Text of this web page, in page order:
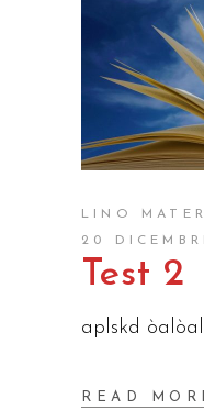
LINO
20
Test 2
aplskd
READ